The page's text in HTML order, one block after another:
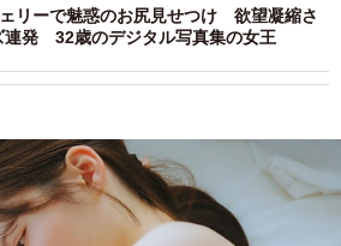
リーで魅惑のお尻見せつけ 欲望凝縮さ
連発 32歳のデジタル写真集の女王